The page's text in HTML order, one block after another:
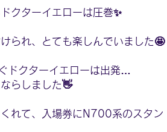
クターイエローは圧巻✨
られ、とても楽しんでいました🤩
ドクターイエローは出発…
らしました👋
れて、入場券にN700系のスタン